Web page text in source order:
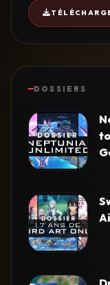
DOSSIERS